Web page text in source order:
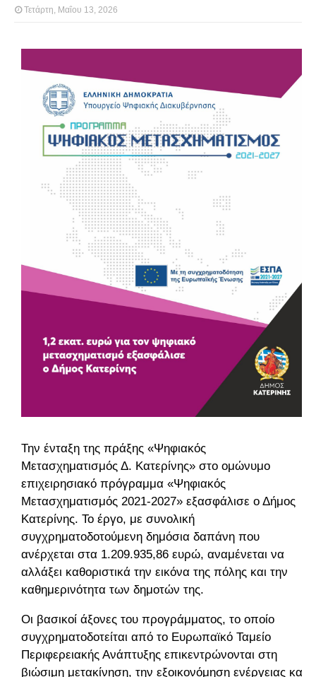
Τετάρτη, Μαΐου 13, 2026
Την ένταξη της πράξης «Ψηφιακός
Μετασχηματισμός Δ. Κατερίνης» στο ομώνυμο
επιχειρησιακό πρόγραμμα «Ψηφιακός
Μετασχηματισμός 2021-2027» εξασφάλισε ο Δήμος
Κατερίνης. Το έργο, με συνολική
συγχρηματοδοτούμενη δημόσια δαπάνη που
ανέρχεται στα 1.209.935,86 ευρώ, αναμένεται να
αλλάξει καθοριστικά την εικόνα της πόλης και την
καθημερινότητα των δημοτών της.
Οι βασικοί άξονες του προγράμματος, το οποίο
συγχρηματοδοτείται από το Ευρωπαϊκό Ταμείο
Περιφερειακής Ανάπτυξης επικεντρώνονται στη
βιώσιμη μετακίνηση, την εξοικονόμηση ενέργειας και